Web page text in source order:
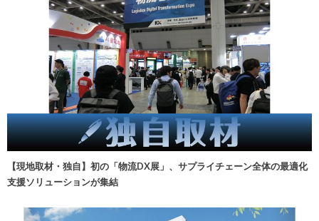
【現地取材・独自】初の「物流DX展」、サプライチェーン全体の最適化
支援ソリューションが集結